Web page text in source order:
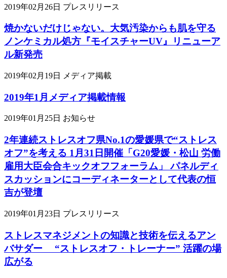
2019年02月26日 プレスリリース
焼かないだけじゃない。大気汚染からも肌を守る
ノンケミカル処方『モイスチャーUV』リニューア
ル新発売
2019年02月19日 メディア掲載
2019年1月メディア掲載情報
2019年01月25日 お知らせ
2年連続ストレスオフ県No.1の愛媛県で“ストレス
オフ”を考える 1月31日開催「G20愛媛・松山 労働
雇用大臣会合キックオフフォーラム」 パネルディ
スカッションにコーディネーターとして代表の恒
吉が登壇
2019年01月23日 プレスリリース
ストレスマネジメントの知識と技術を伝えるアン
バサダー “ストレスオフ・トレーナー” 活躍の場
広がる